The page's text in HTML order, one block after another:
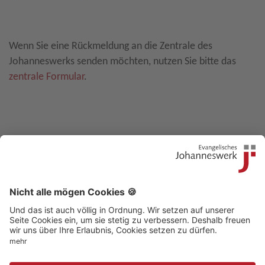
Wenn Sie eine Rückmeldung an die Zentrale des
Johanneswerks senden möchten, nutzen Sie bitte das
zentrale Formular.